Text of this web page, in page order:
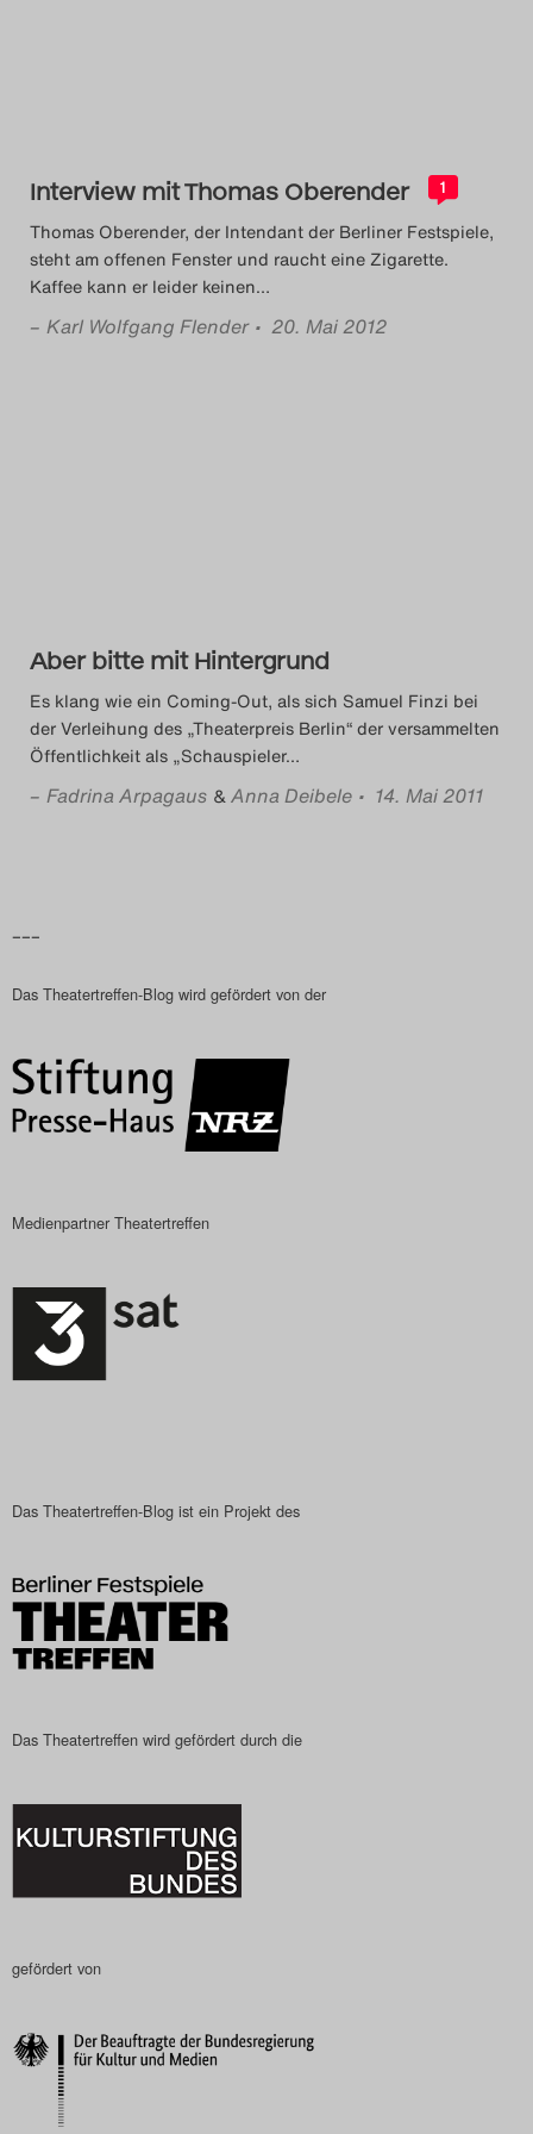
Das Theatertreffen-Blog
2015
Das Theatertreffen-Blog
2016
Das Theatertreffen-Blog
2019
Das Theatertreffen-Blog
Das Theatertreffen-Blog
Das Theatertreffen-Blog
2023
Das Theatertreffen-Blog
Das Theatertreffen-Blog
Impressum
Nutzungsbedingungen
Search
Interview mit Thomas Oberender 1
Thomas Oberender, der Intendant der Berliner Festspiele,
steht am offenen Fenster und raucht eine Zigarette.
Kaffee kann er leider keinen…
– Karl Wolfgang Flender • 20. Mai 2012
Aber bitte mit Hintergrund
Es klang wie ein Coming-Out, als sich Samuel Finzi bei
der Verleihung des „Theaterpreis Berlin“ der versammelten
Öffentlichkeit als „Schauspieler…
– Fadrina Arpagaus &Anna Deibele • 14. Mai 2011
–––
Das Theatertreffen-Blog wird gefördert von der
Medienpartner Theatertreffen
Das Theatertreffen-Blog ist ein Projekt des
Das Theatertreffen wird gefördert durch die
gefördert von